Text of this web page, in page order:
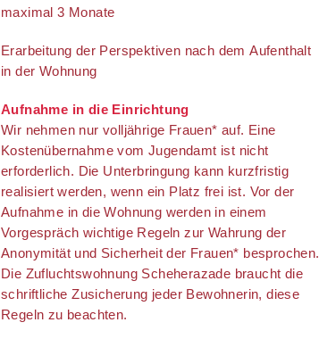
maximal 3 Monate
Erarbeitung der Perspektiven nach dem Aufenthalt
in der Wohnung
Aufnahme in die Einrichtung
Wir nehmen nur volljährige Frauen* auf. Eine
Kostenübernahme vom Jugendamt ist nicht
erforderlich. Die Unterbringung kann kurzfristig
realisiert werden, wenn ein Platz frei ist. Vor der
Aufnahme in die Wohnung werden in einem
Vorgespräch wichtige Regeln zur Wahrung der
Anonymität und Sicherheit der Frauen* besprochen.
Die Zufluchtswohnung Scheherazade braucht die
schriftliche Zusicherung jeder Bewohnerin, diese
Regeln zu beachten.